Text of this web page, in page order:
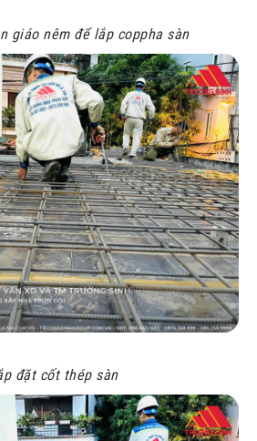
giáo nêm để lắp coppha sàn
đặt cốt thép sàn